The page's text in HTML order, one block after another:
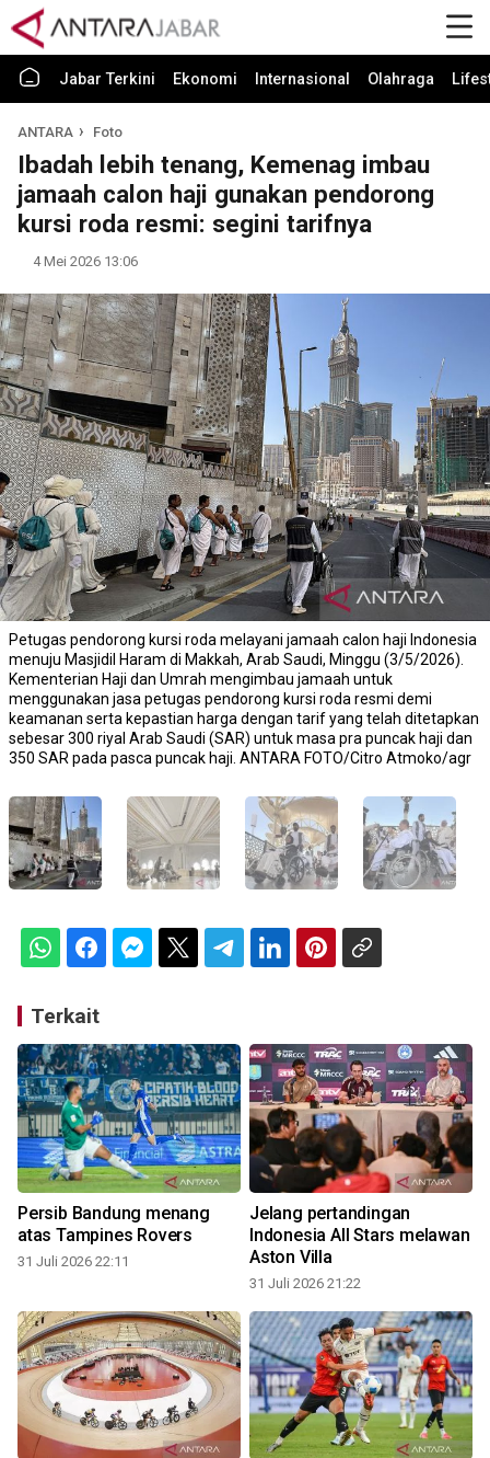
Jabar Terkini Ekonomi Internasional Olahraga
ANTARA Foto
Ibadah lebih tenang, Kemenag imbau
jamaah calon haji gunakan pendorong
kursi roda resmi: segini tarifnya
4 Mei 2026 13:06
Petugas pendorong kursi roda melayani jamaah calon haji Indonesia
menuju Masjidil Haram di Makkah, Arab Saudi, Minggu (3/5/2026).
Kementerian Haji dan Umrah mengimbau jamaah untuk
menggunakan jasa petugas pendorong kursi roda resmi demi
keamanan serta kepastian harga dengan tarif yang telah ditetapkan
sebesar 300 riyal Arab Saudi (SAR) untuk masa pra puncak haji dan
350 SAR pada pasca puncak haji. ANTARA FOTO/Citro Atmoko/agr
Terkait
Persib Bandung menang
atas Tampines Rovers
31 Juli 2026 22:11
Jelang pertandingan
Indonesia All Stars melawan
Aston Villa
31 Juli 2026 21:22